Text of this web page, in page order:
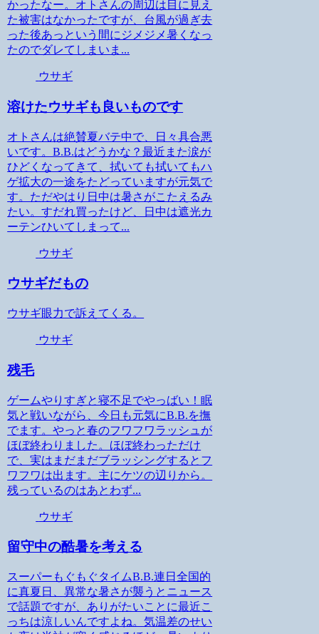
かったなー。オトさんの周辺は目に見え
た被害はなかったですが、台風が過ぎ去
った後あっという間にジメジメ暑くなっ
たのでダレてしまいま...
ウサギ
溶けたウサギも良いものです
オトさんは絶賛夏バテ中で、日々具合悪
いです。B.B.はどうかな？最近また涙が
ひどくなってきて、拭いても拭いてもハ
ゲ拡大の一途をたどっていますが元気で
す。ただやはり日中は暑さがこたえるみ
たい。すだれ買ったけど、日中は遮光カ
ーテンひいてしまって...
ウサギ
ウサギだもの
ウサギ眼力で訴えてくる。
ウサギ
残毛
ゲームやりすぎと寝不足でやっばい！眠
気と戦いながら、今日も元気にB.B.を撫
でます。やっと春のフワフワラッシュが
ほぼ終わりました。ほぼ終わっただけ
で、実はまだまだブラッシングするとフ
ワフワは出ます。主にケツの辺りから。
残っているのはあとわず...
ウサギ
留守中の酷暑を考える
スーパーもぐもぐタイムB.B.連日全国的
に真夏日、異常な暑さが襲うとニュース
で話題ですが、ありがたいことに最近こ
っちは涼しいんですよね。気温差のせい